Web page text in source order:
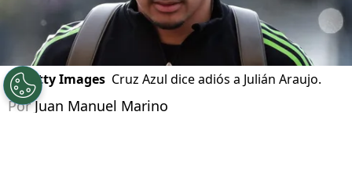
©Getty Images Cruz Azul dice adiós a Julián Araujo.
Por Juan Manuel Marino